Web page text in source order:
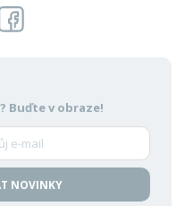
Buďte v obraze!
NOVINKY